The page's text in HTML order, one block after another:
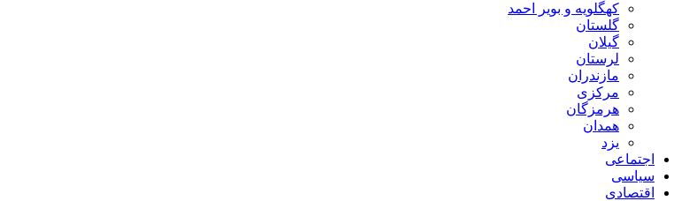
کهگلویه و بویر احمد
گلستان
گیلان
لرستان
مازندران
مرکزی
هرمزگان
همدان
یزد
اجتماعی
سیاسی
اقتصادی